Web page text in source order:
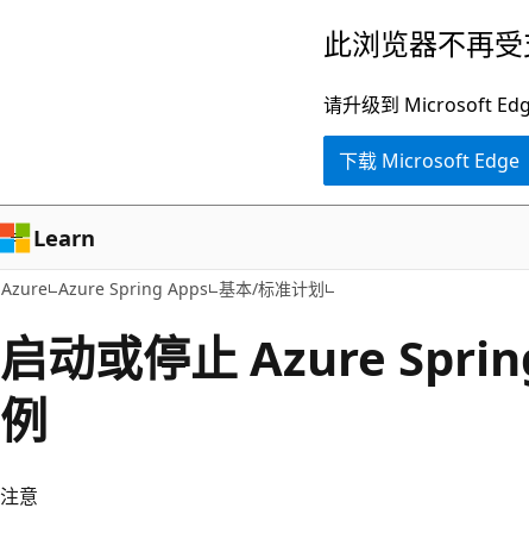
容
此浏览器不再受
请升级到 Microsoft
下载 Microsoft Edge
Learn
Azure Azure Spring Apps 基本/标准计划
启动或停止 Azure
例
注意